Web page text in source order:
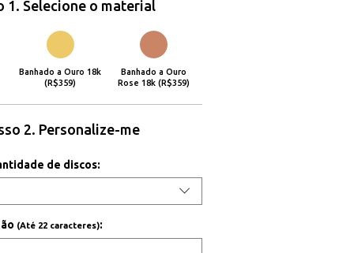
1. Selecione o material
Banhado a Ouro 18k
(R$359)
Banhado a Ouro
Rose 18k (R$359)
2. Personalize-me
de discos:
(Até 22 caracteres):